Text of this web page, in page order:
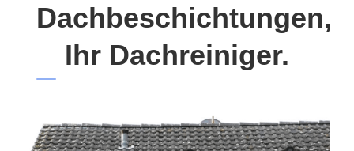
Dachbeschichtungen,
Ihr Dachreiniger.